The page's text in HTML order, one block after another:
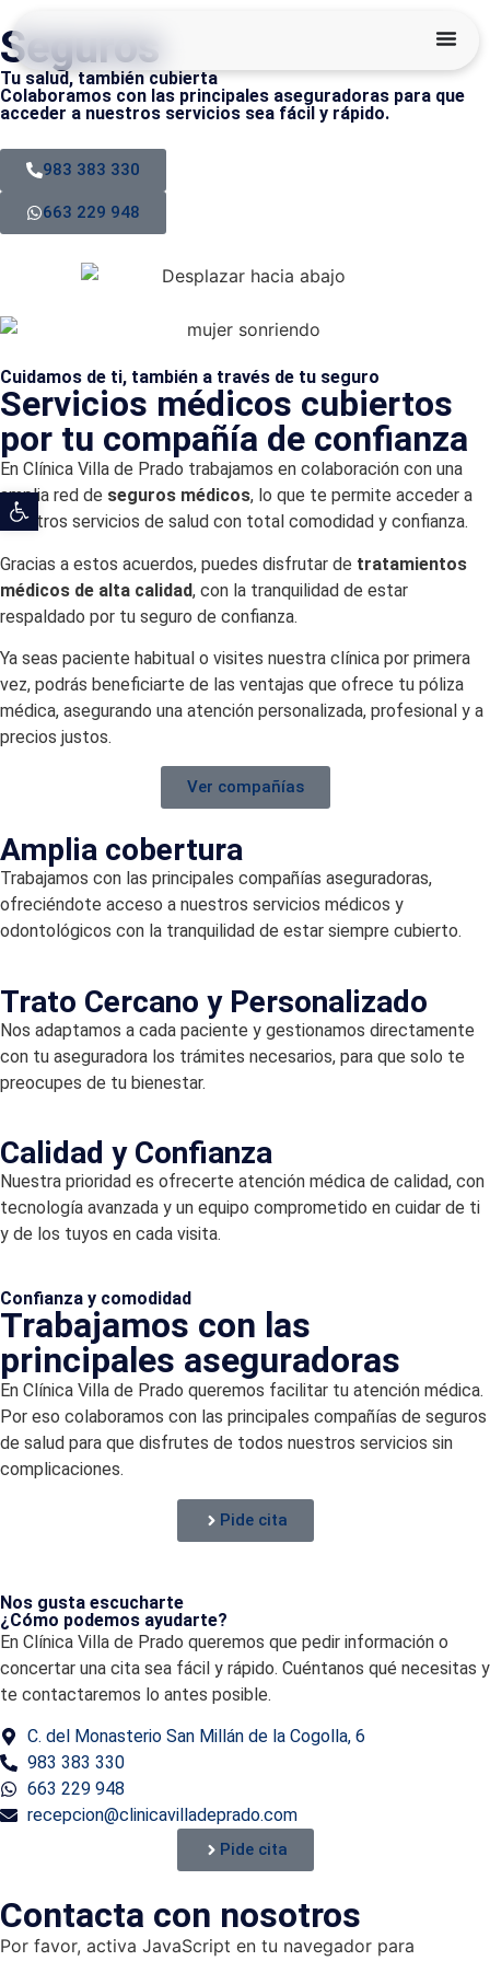
Seguros
Tu salud, también cubierta
Colaboramos con las principales aseguradoras para que
acceder a nuestros servicios sea fácil y rápido.
983 383 330
663 229 948
Cuidamos de ti, también a través de tu seguro
Servicios médicos cubiertos
por tu compañía de confianza
En Clínica Villa de Prado trabajamos en colaboración con una
amplia red de seguros médicos, lo que te permite acceder a
nuestros servicios de salud con total comodidad y confianza.
Gracias a estos acuerdos, puedes disfrutar de tratamientos
médicos de alta calidad, con la tranquilidad de estar
respaldado por tu seguro de confianza.
Ya seas paciente habitual o visites nuestra clínica por primera
vez, podrás beneficiarte de las ventajas que ofrece tu póliza
médica, asegurando una atención personalizada, profesional y a
precios justos.
Ver compañías
Amplia cobertura
Trabajamos con las principales compañías aseguradoras,
ofreciéndote acceso a nuestros servicios médicos y
odontológicos con la tranquilidad de estar siempre cubierto.
Trato Cercano y Personalizado
Nos adaptamos a cada paciente y gestionamos directamente
con tu aseguradora los trámites necesarios, para que solo te
preocupes de tu bienestar.
Calidad y Confianza
Nuestra prioridad es ofrecerte atención médica de calidad, con
tecnología avanzada y un equipo comprometido en cuidar de ti
y de los tuyos en cada visita.
Confianza y comodidad
Trabajamos con las
principales aseguradoras
En Clínica Villa de Prado queremos facilitar tu atención médica.
Por eso colaboramos con las principales compañías de seguros
de salud para que disfrutes de todos nuestros servicios sin
complicaciones.
Pide cita
Nos gusta escucharte
¿Cómo podemos ayudarte?
En Clínica Villa de Prado queremos que pedir información o
concertar una cita sea fácil y rápido. Cuéntanos qué necesitas y
te contactaremos lo antes posible.
C. del Monasterio San Millán de la Cogolla, 6
983 383 330
663 229 948
recepcion@clinicavilladeprado.com
Pide cita
Contacta con nosotros
Por favor, activa JavaScript en tu navegador para
Abrir barra de herramientas